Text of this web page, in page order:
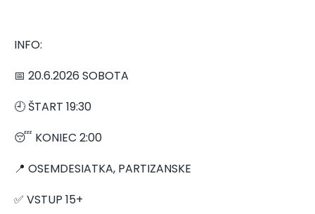
INFO:
📅 20.6.2026 SOBOTA
🕘 ŠTART 19:30
😴 KONIEC 2:00
📍 OSEMDESIATKA, PARTIZANSKE
✅ VSTUP 15+